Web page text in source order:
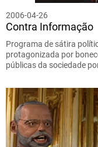
2006-04-26
Contra Informação
Programa de sátira
protagonizada por
públicas da sociedade